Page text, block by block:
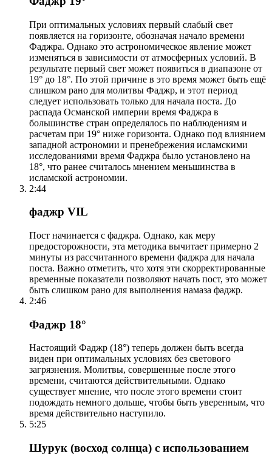
При оптимальных условиях первый слабый свет
появляется на горизонте, обозначая начало времени
Фаджра. Однако это астрономическое явление может
изменяться в зависимости от атмосферных условий. В
результате первый свет может появиться в диапазоне от
19° до 18°. По этой причине в это время может быть ещё
слишком рано для молитвы Фаджр, и этот период
следует использовать только для начала поста. До
распада Османской империи время Фаджра в
большинстве стран определялось по наблюдениям и
расчетам при 19° ниже горизонта. Однако под влиянием
западной астрономии и пренебрежения исламскими
исследованиями время Фаджра было установлено на
18°, что ранее считалось мнением меньшинства в
исламской астрономии.
2:44
фаджр VIL
Пост начинается с фаджра. Однако, как меру
предосторожности, эта методика вычитает примерно 2
минуты из рассчитанного времени фаджра для начала
поста. Важно отметить, что хотя эти скорректированные
временные показатели позволяют начать пост, это может
быть слишком рано для выполнения намаза фаджр.
2:46
Фаджр 18°
Настоящий Фаджр (18°) теперь должен быть всегда
виден при оптимальных условиях без светового
загрязнения. Молитвы, совершенные после этого
времени, считаются действительными. Однако
существует мнение, что после этого времени стоит
подождать немного дольше, чтобы быть уверенным, что
время действительно наступило.
5:25
Шурук (восход солнца) с использованием